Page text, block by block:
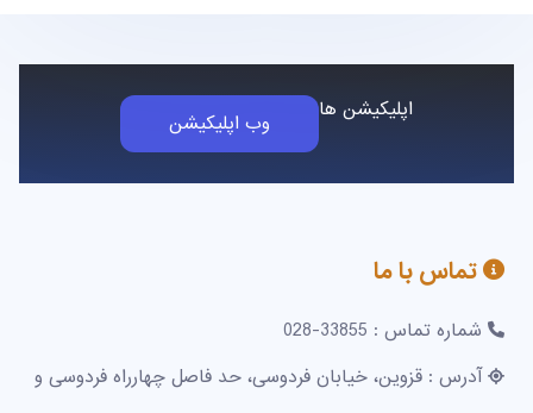
اپلیکیشن ها وب اپلیکیشن
تماس با ما
شماره تماس : 33855-028
آدرس : قزوین، خیابان فردوسی، حد فاصل چهارراه فردوسی و